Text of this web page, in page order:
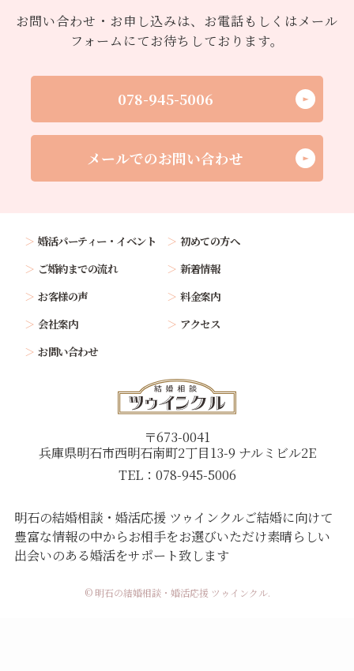
お問い合わせ・お申し込みは、お電話もしくはメール
フォームにてお待ちしております。
078-945-5006
メールでのお問い合わせ
婚活パーティー・イベント
初めての方へ
ご婚約までの流れ
新着情報
お客様の声
料金案内
会社案内
アクセス
お問い合わせ
〒673-0041
兵庫県明石市西明石南町2丁目13-9 ナルミビル2E
TEL：078-945-5006
明石の結婚相談・婚活応援 ツゥインクルご結婚に向けて
豊富な情報の中からお相手をお選びいただけ素晴らしい
出会いのある婚活をサポート致します
© 明石の結婚相談・婚活応援 ツゥインクル.